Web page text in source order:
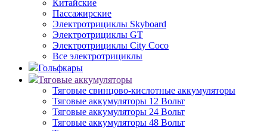
Китайские
Пассажирские
Электротрициклы Skyboard
Электротрициклы GT
Электротрициклы City Coco
Все электротрициклы
Гольфкары
Тяговые аккумуляторы
Тяговые свинцово-кислотные аккумуляторы
Тяговые аккумуляторы 12 Вольт
Тяговые аккумуляторы 24 Вольт
Тяговые аккумуляторы 48 Вольт